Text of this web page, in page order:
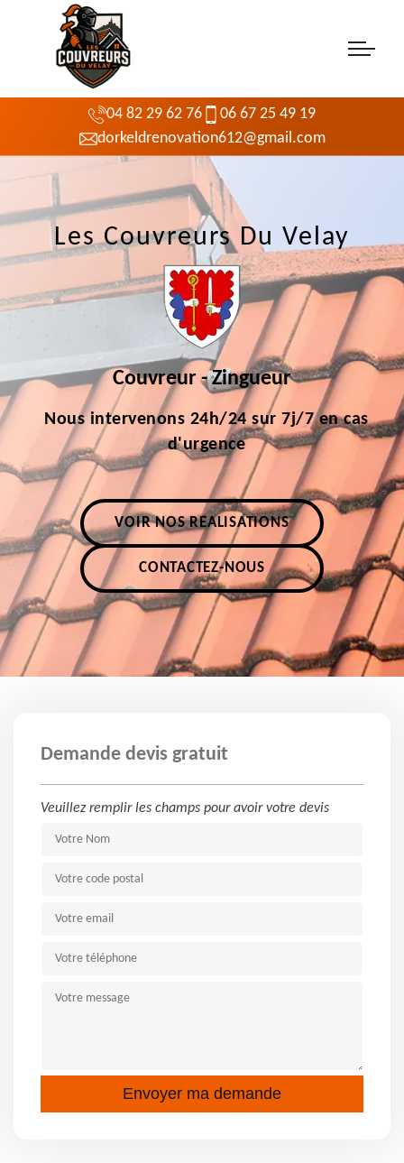
04 82 29 62 76
06 67 25 49 19
dorkeldrenovation612@gmail.com
Les Couvreurs Du Velay
Couvreur - Zingueur
Nous intervenons 24h/24 sur 7j/7 en cas
d'urgence
VOIR NOS RÉALISATIONS
CONTACTEZ-NOUS
Demande devis gratuit
Veuillez remplir les champs pour avoir votre devis